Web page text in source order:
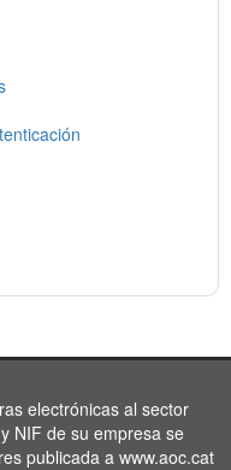
electrónicas al sector
NIF de su empresa se
publicada a www.aoc.cat